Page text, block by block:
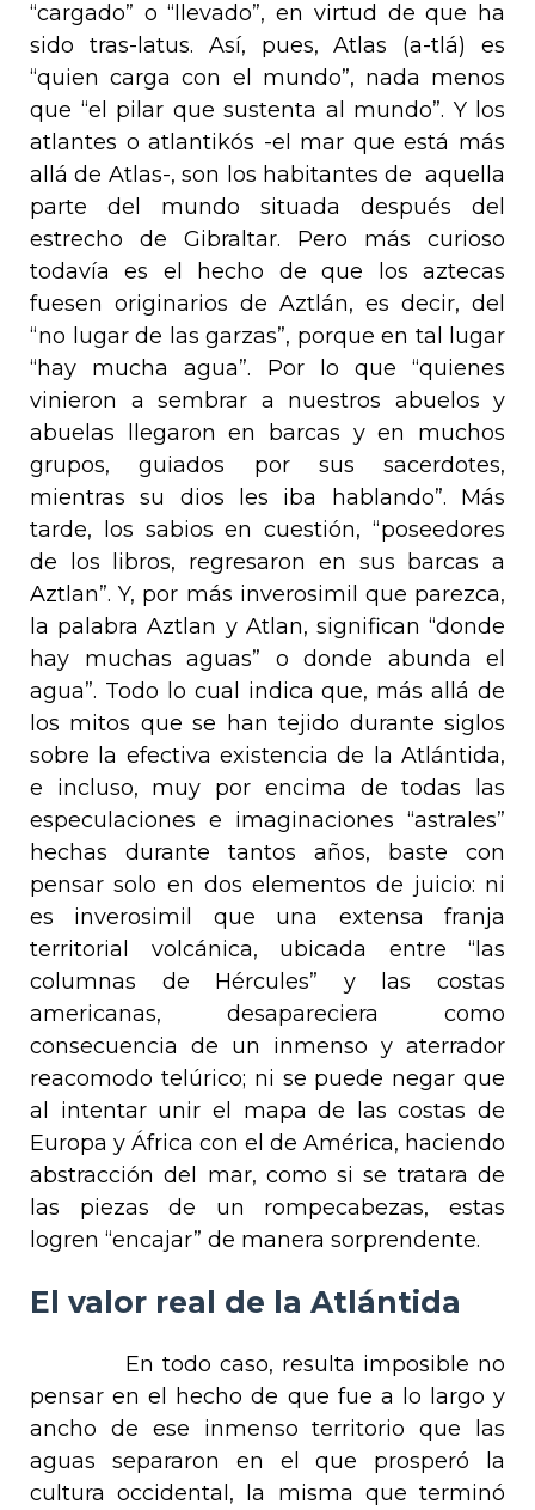
“cargado” o “llevado”, en virtud de que ha
sido tras-latus. Así, pues,Atlas (a-tlá) es
“quien carga con el mundo”, nada menos
que “el pilar que sustenta al mundo”. Y los
atlantes oatlantikós -el mar que está más
allá de Atlas-, son los habitantes de aquella
parte del mundo situada después del
estrecho de Gibraltar. Pero más curioso
todavía es el hecho de que los aztecas
fuesen originarios de Aztlán, es decir, del
“no lugar de las garzas”, porque en tal lugar
“hay mucha agua”. Por lo que “quienes
vinieron a sembrar a nuestros abuelos y
abuelas llegaron en barcas y en muchos
grupos, guiados por sus sacerdotes,
mientras su dios les iba hablando”. Más
tarde, los sabios en cuestión, “poseedores
de los libros, regresaron en sus barcas a
Aztlan”. Y, por más inverosimil que parezca,
la palabraAztlan y Atlan, significan “donde
hay muchas aguas” o donde abunda el
agua”. Todo lo cual indica que, más allá de
los mitos que se han tejido durante siglos
sobre la efectiva existencia de la Atlántida,
e incluso, muy por encima de todas las
especulaciones e imaginaciones “astrales”
hechas durante tantos años, baste con
pensar solo en dos elementos de juicio: ni
es inverosimil que una extensa franja
territorial volcánica, ubicada entre “las
columnas de Hércules” y las costas
americanas, desapareciera como
consecuencia de un inmenso y aterrador
reacomodo telúrico; ni se puede negar que
al intentar unir el mapa de las costas de
Europa y África con el de América, haciendo
abstracción del mar, como si se tratara de
las piezas de un rompecabezas, estas
logren “encajar” de manera sorprendente.
El valor real de la Atlántida
En todo caso, resulta imposible no
pensar en el hecho de que fue a lo largo y
ancho de ese inmenso territorio que las
aguas separaron en el que prosperó la
cultura occidental, la misma que terminó